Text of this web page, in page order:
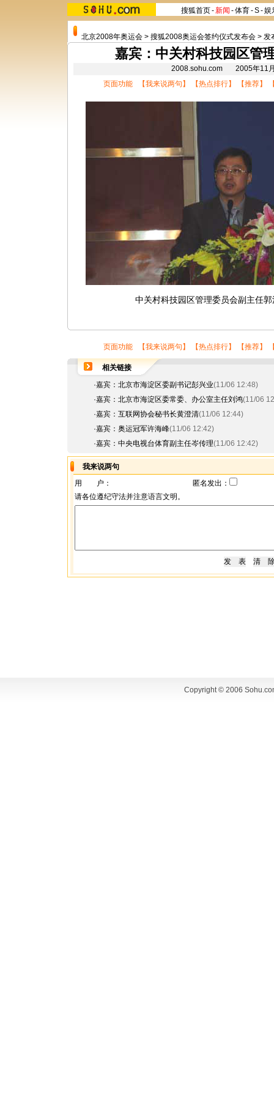
搜狐首页-新闻 -体育-S-娱
北京2008年奥运会 > 搜狐2008奥运会签约仪式发布会 > 发
嘉宾：中关村科技园区管
2008.sohu.com 2005年
页面功能 【我来说两句 】 【热点排行】 【推荐】
中关村科技园区管理委员会副主任郭
页面功能 【我来说两句 】 【热点排行】 【推荐】
相关链接
·嘉宾：北京市海淀区委副书记彭兴业(11/06 12:48)
·嘉宾：北京市海淀区委常委、办公室主任刘鸿(11/06
·嘉宾：互联网协会秘书长黄澄清(11/06 12:44)
·嘉宾：奥运冠军许海峰(11/06 12:42)
·嘉宾：中央电视台体育副主任岑传理(11/06 12:42)
我来说两句
用 户：
匿名发出：
请各位遵纪守法并注意语言文明。
Copyright © 2006